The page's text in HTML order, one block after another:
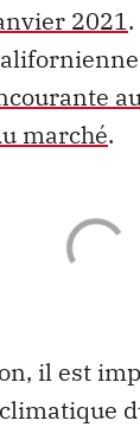
2021
marché.
il est